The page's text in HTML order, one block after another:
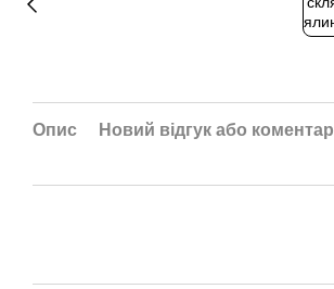
Опис Новий відгук або коментар